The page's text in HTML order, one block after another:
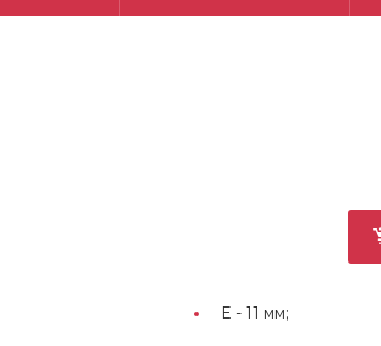
E - 11 мм;